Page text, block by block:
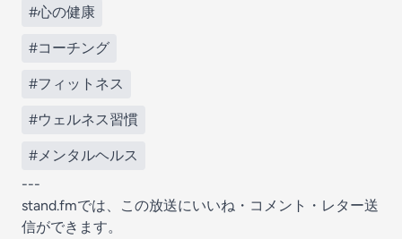
#心の健康
#コーチング
#フィットネス
#ウェルネス習慣
#メンタルヘルス
---
stand.fmでは、この放送にいいね・コメント・レター送
信ができます。